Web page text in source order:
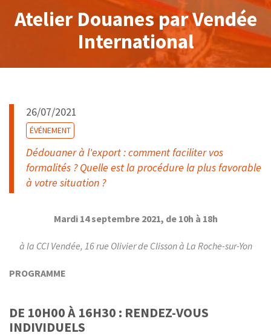
Atelier Douanes par Vendée
International
26/07/2021
ÉVÉNEMENT
Dédouaner à l'export : comment faciliter vos
formalités ? Quelle est la procédure la plus favorable
à votre situation ?
Mardi 14 septembre 2021, de 10h à 18h
à la CCI Vendée, 16 rue Olivier de Clisson à La Roche-sur-Yon
PROGRAMME
DE 10H00 À 16H30 : RENDEZ-VOUS
INDIVIDUELS